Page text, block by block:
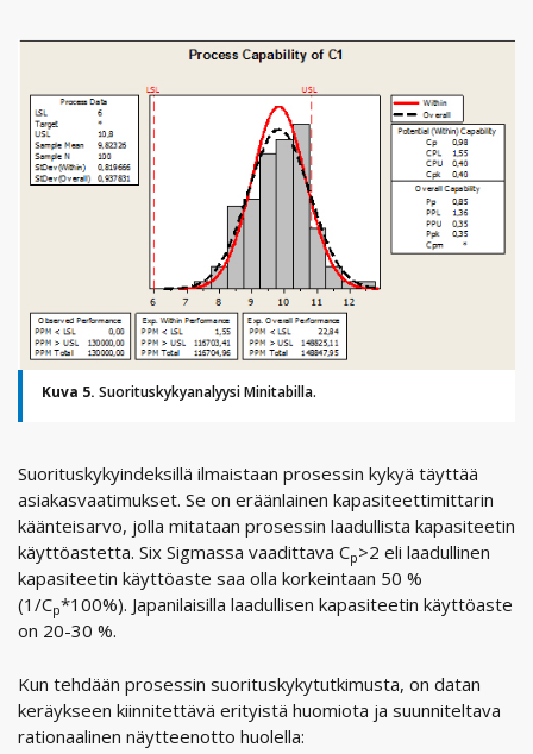
Kuva 5. Suorituskykyanalyysi Minitabilla.
Suorituskykyindeksillä ilmaistaan prosessin kykyä täyttää
asiakasvaatimukset. Se on eräänlainen kapasiteettimittarin
käänteisarvo, jolla mitataan prosessin laadullista kapasiteetin
käyttöastetta. Six Sigmassa vaadittava Cp>2 eli laadullinen
kapasiteetin käyttöaste saa olla korkeintaan 50 %
(1/Cp*100%). Japanilaisilla laadullisen kapasiteetin käyttöaste
on 20-30 %.
Kun tehdään prosessin suorituskykytutkimusta, on datan
keräykseen kiinnitettävä erityistä huomiota ja suunniteltava
rationaalinen näytteenotto huolella: